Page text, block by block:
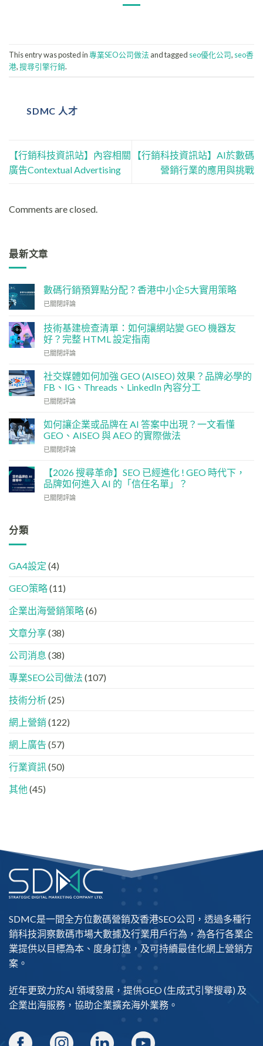
This entry was posted in專業SEO公司做法 and tagged seo優化公司, seo香
港,搜尋引擎行銷.
SDMC 人才
【行銷科技資訊站】內容相關
廣告Contextual Advertising
【行銷科技資訊站】AI於數碼
營銷行業的應用與挑戰
Comments are closed.
最新文章
數碼行銷預算點分配？香港中小企5大實用策略
數
行
銷
預
算
分
配？
香
港
小
企
大
策
已關閉評論
技術基建檢查清單：如何讓網站變 GEO 機器友
好？完整 HTML 設定指南
技
基
建
檢
查
單：
如
讓
變
機
HTML
設
定
指
已關閉評論
社交媒體如何加強 GEO (AISEO) 效果？品牌必學的
FB、IG、Threads、LinkedIn 內容分工
社
媒
體
如
何
GEO
(AISEO)
效
FB、
Threads、
內
分
已關閉評論
如何讓企業或品牌在 AI 答案中出現？一文看懂
GEO、AISEO 與 AEO 的實際做法
如
企
業
或
中
現？
文
懂
GEO、
與
的
際
法
已關閉評論
【2026 搜尋革命】SEO 已經進化 ! GEO 時代下，
品牌如何進入 AI 的「信任名單」？
【2026
經
化
GEO
時
下，
牌
何
入
AI
的
「信
名
已關閉評論
分類
GA4設定 (4)
GEO策略(11)
企業出海營銷策略(6)
文章分享(38)
公司消息 (38)
專業SEO公司做法 (107)
技術分析(25)
網上營銷 (122)
網上廣告 (57)
行業資訊 (50)
其他 (45)
SDMC是一間全方位數碼營銷及香港SEO公司 ，透過多種行
銷科技洞察數碼市場大數據及行業用戶行為，為各行各業企
業提供以目標為本、度身訂造，及可持續最佳化網上營銷方
案。
近年更致力於AI 領域發展，提供GEO(生成式引擎搜尋) 及
企業出海服務，協助企業擴充海外業務。